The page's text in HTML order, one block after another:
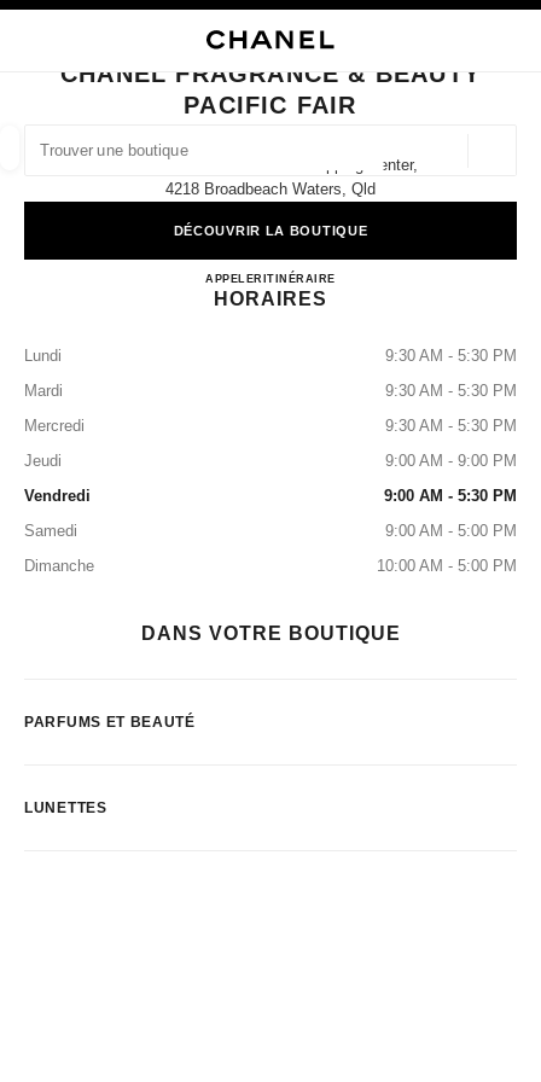
TROUVER UNE BOUTIQUE
Les suggestions sont affichées sous cette barre de recherche
0 Suggestions disponibles
FERMER LA FICHE BOUTIQUE CHANEL FRAGRANCE & BEAUTY PACIFIC
CHANEL FRAGRANCE & BEAUTY
PACIFIC FAIR
Hooker Blvd Pacific Fair Shopping Center,
4218 Broadbeach Waters, Qld
DÉCOUVRIR LA BOUTIQUE
APPELER1300 242 635
ITINÉRAIRECHANEL FRAGRANCE &
HORAIRES
Lundi
9:30 AM - 5:30 PM
Mardi
9:30 AM - 5:30 PM
Mercredi
9:30 AM - 5:30 PM
Jeudi
9:00 AM - 9:00 PM
Vendredi
9:00 AM - 5:30 PM
Samedi
9:00 AM - 5:00 PM
Dimanche
10:00 AM - 5:00 PM
DANS VOTRE BOUTIQUE
PARFUMS ET BEAUTÉ
LUNETTES
filtres
filtrer les résultats par :